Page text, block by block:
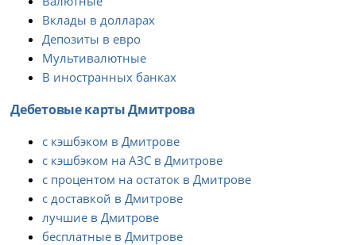
Вклады в долларах
Депозиты в евро
Мультивалютные
В иностранных банках
Дебетовые карты Дмитрова
с кэшбэком в Дмитрове
с кэшбэком на АЗС в Дмитрове
с процентом на остаток в Дмитрове
с доставкой в Дмитрове
лучшие в Дмитрове
бесплатные в Дмитрове